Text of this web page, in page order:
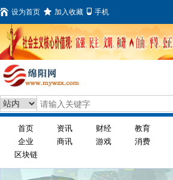
设为首页 加入收藏 手机
首页 资讯 财经 教育
企业
商讯 游戏 消费
区块链